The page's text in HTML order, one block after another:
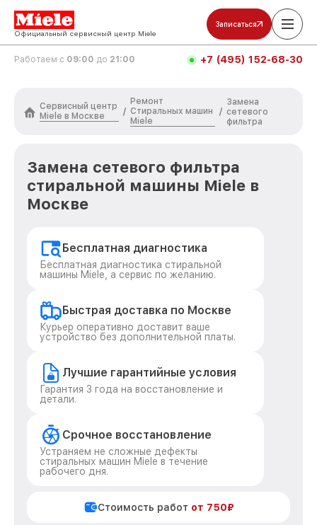
Официальный сервисный центр Miele
Записаться
Работаем с 09:00 до 21:00 +7 (495) 152-68-30
Сервисный центр
Miele в Москве
/
Ремонт
Стиральных машин
Miele
/
Замена
сетевого
фильтра
Замена сетевого фильтра
стиральной машины Miele в
Москве
Бесплатная диагностика
Бесплатная диагностика стиральной
машины Miele, а сервис по желанию.
Быстрая доставка по Москве
Курьер оперативно доставит ваше
устройство без дополнительной платы.
Лучшие гарантийные условия
Гарантия 3 года на восстановление и
детали.
Срочное восстановление
Устраняем не сложные дефекты
стиральных машин Miele в течение
рабочего дня.
Стоимость работ от 750₽